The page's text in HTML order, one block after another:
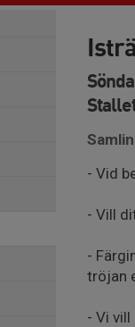
- Vid
- Vill
-
tröjan
- Vi